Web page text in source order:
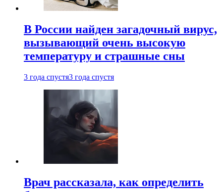
В России найден загадочный вирус,
вызывающий очень высокую
температуру и страшные сны
3 года спустя3 года спустя
Врач рассказала, как определить